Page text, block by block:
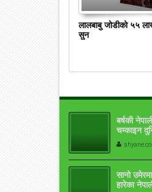
लालबाबु जोडीको ५५
सुन
बर्षकी
चम्काइन
सानो
हारेका